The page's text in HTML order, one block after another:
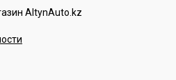
AltynAuto.kz